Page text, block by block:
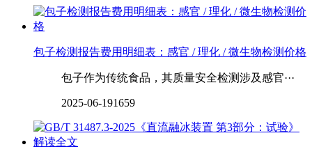
包子检测报告费用明细表：感官 / 理化 / 微生物检测价格
包子作为传统食品，其质量安全检测涉及感官···
2025-06-191659